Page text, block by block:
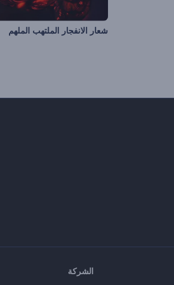
شعار الانفجار الملتهب الملهم
الشركة